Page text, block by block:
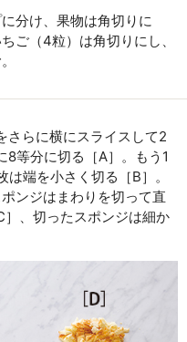
分け、果物は角切りに
ご（4粒）は角切りにし、
さらに横にスライスして2
8等分に切る［A］。もう1
端を小さく切る［B］。
ンジはまわりを切って直
、切ったスポンジは細か